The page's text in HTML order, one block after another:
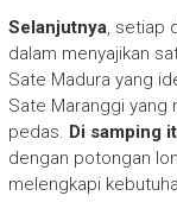
Selanjutnya, setiap
dalam menyajikan
Sate Madura yang
Sate Maranggi yang
pedas. Di samping
dengan potongan
melengkapi